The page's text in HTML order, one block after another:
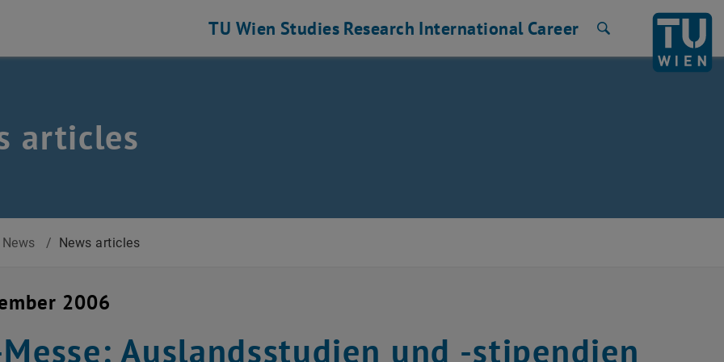
TU Wien Studies Research International Career
articles
News / News articles
2006
Auslandsstudien und -stipendien